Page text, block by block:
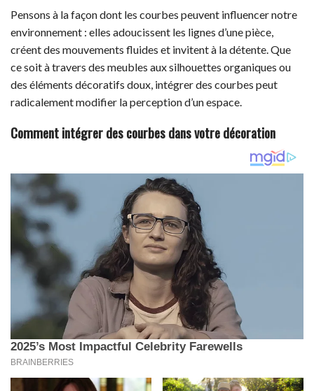
Pensons à la façon dont les courbes peuvent influencer notre
environnement : elles adoucissent les lignes d’une pièce,
créent des mouvements fluides et invitent à la détente. Que
ce soit à travers des meubles aux silhouettes organiques ou
des éléments décoratifs doux, intégrer des courbes peut
radicalement modifier la perception d’un espace.
Comment intégrer des courbes dans votre décoration